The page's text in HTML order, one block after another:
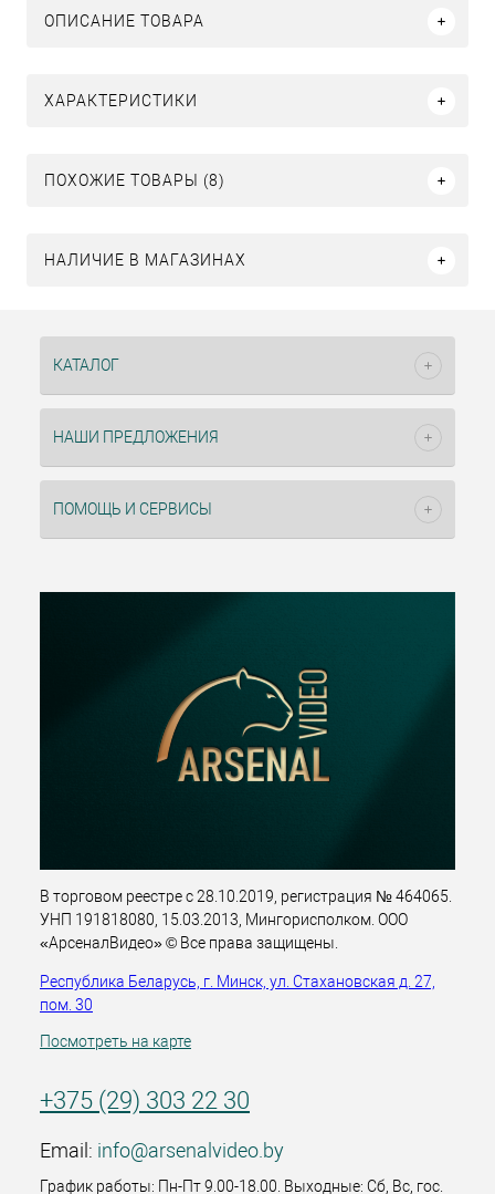
ОПИСАНИЕ ТОВАРА
ХАРАКТЕРИСТИКИ
ПОХОЖИЕ ТОВАРЫ (8)
НАЛИЧИЕ В МАГАЗИНАХ
КАТАЛОГ
НАШИ ПРЕДЛОЖЕНИЯ
ПОМОЩЬ И СЕРВИСЫ
В торговом реестре с 28.10.2019, регистрация № 464065.
УНП 191818080, 15.03.2013, Мингорисполком. ООО
«АрсеналВидео» © Все права защищены.
Республика Беларусь, г. Минск, ул. Стахановская д. 27,
пом. 30
Посмотреть на карте
+375 (29) 303 22 30
Email: info@arsenalvideo.by
График работы: Пн-Пт 9.00-18.00. Выходные: Сб, Вс, гос.